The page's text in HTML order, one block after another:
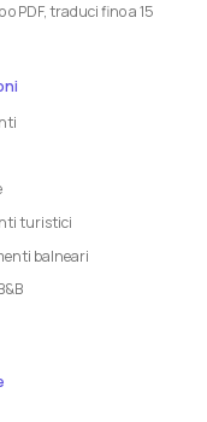
PDF, traduci fino a 15
turistici
balneari